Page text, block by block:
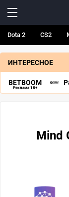
Dota 2 CS2
ИНТЕРЕСНОЕ
BETBOOM
Реклама 18+
Mind